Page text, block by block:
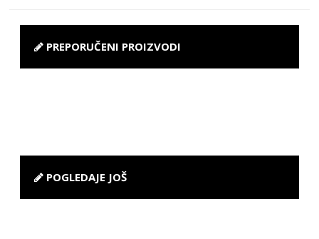
PREPORUČENI PROIZVODI
POGLEDAJE JOŠ